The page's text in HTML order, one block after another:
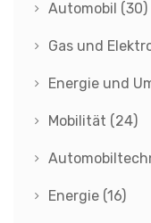
Automobil (30)
Gas und
Energie und
Mobilität (24)
Energie (16)